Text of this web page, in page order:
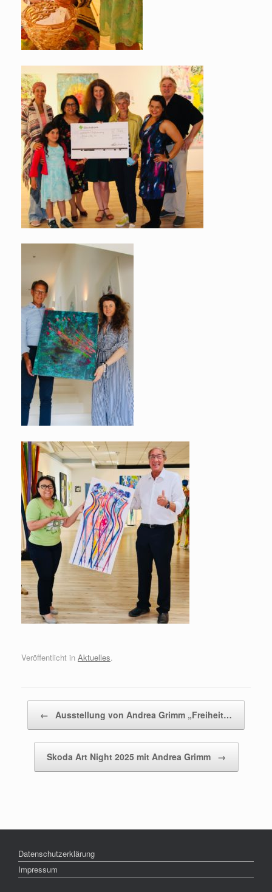
Veröffentlicht in Aktuelles.
← Ausstellung von Andrea Grimm „Freiheit…
Skoda Art Night 2025 mit Andrea Grimm →
Datenschutzerklärung
Impressum